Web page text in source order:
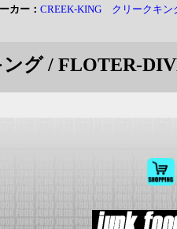
カー： CREEK-KING クリークキン
グ / FLOTER-